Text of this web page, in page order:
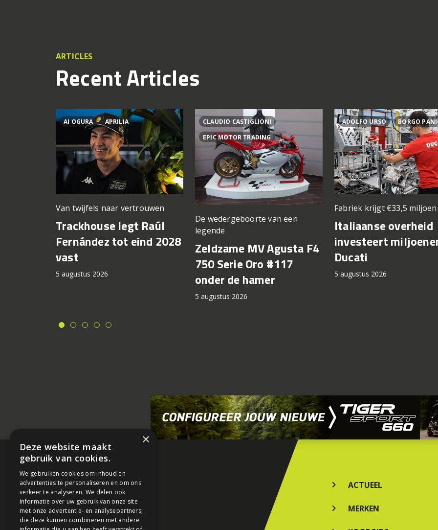
ARTICLES
Recent Articles
AI OGURA APRILIA
Van twijfels naar vertrouwen
Trackhouse legt Raúl
Fernández tot eind 2028
vast
5 augustus 2026
CLAUDIO CASTIGLIONI
EPIC MOTOR TRADING
De wedergeboorte van een
legende
Zeldzame MV Agusta F4
750 Serie Oro #117
onder de hamer
5 augustus 2026
ADOLFO URSO BORGO
Fabriek krijgt €33,5
Italiaanse overheid
investeert
Ducati
5 augustus 2026
ACTUEEL
MERKEN
×
Deze website maakt
gebruik van cookies.
We gebruiken cookies om inhoud en
advertenties te personaliseren en om ons
verkeer te analyseren. We delen ook
informatie over uw gebruik van onze site
met onze advertentie- en analysepartners,
die deze kunnen combineren met andere